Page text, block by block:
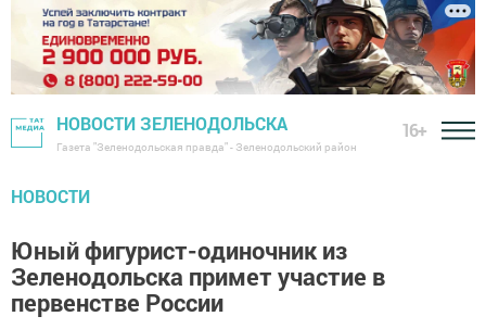
НОВОСТИ ЗЕЛЕНОДОЛЬСКА
Газета "Зеленодольская правда" - Зеленодольский район
16+
НОВОСТИ
Юный фигурист-одиночник из
Зеленодольска примет участие в
первенстве России